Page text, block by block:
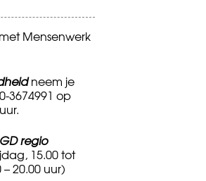
Mensenwerk
neem je
3674991 op
regio
15.00 tot
20.00 uur)